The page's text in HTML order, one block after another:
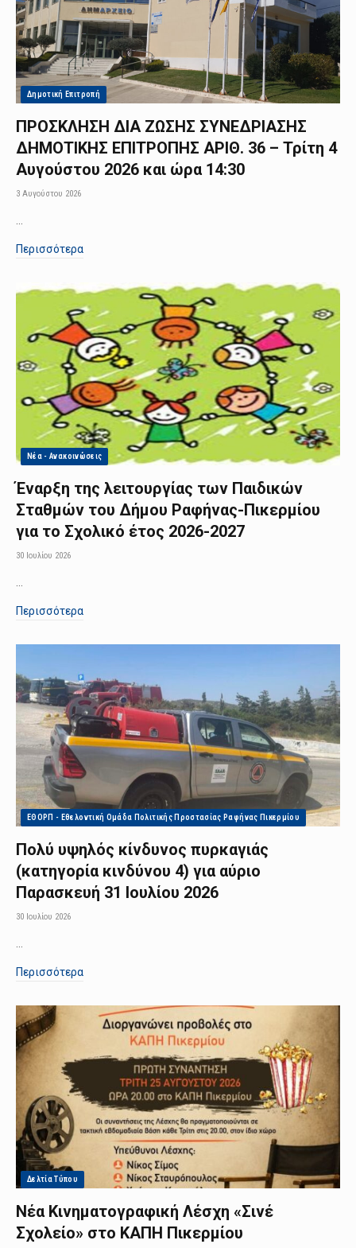
Δημοτική Επιτροπή
ΠΡΟΣΚΛΗΣΗ ΔΙΑ ΖΩΣΗΣ ΣΥΝΕΔΡΙΑΣΗΣ
ΔΗΜΟΤΙΚΗΣ ΕΠΙΤΡΟΠΗΣ ΑΡΙΘ. 36 – Τρίτη 4
Αυγούστου 2026 και ώρα 14:30
3 Αυγούστου 2026
Περισσότερα
Νέα - Ανακοινώσεις
Έναρξη της λειτουργίας των Παιδικών
Σταθμών του Δήμου Ραφήνας-Πικερμίου
για το Σχολικό έτος 2026-2027
30 Ιουλίου 2026
Περισσότερα
ΕΘΟΡΠ - Εθελοντική Ομάδα Πολιτικής Προστασίας Ραφήνας Πικερμίου
Πολύ υψηλός κίνδυνος πυρκαγιάς
(κατηγορία κινδύνου 4) για αύριο
Παρασκευή 31 Ιουλίου 2026
30 Ιουλίου 2026
Περισσότερα
Δελτία Τύπου
Νέα Κινηματογραφική Λέσχη «Σινέ
Σχολείο» στο ΚΑΠΗ Πικερμίου